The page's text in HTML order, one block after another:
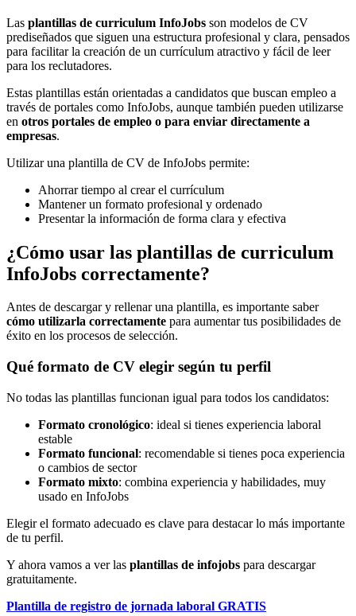
Las plantillas de curriculum InfoJobs son modelos de CV
prediseñados que siguen una estructura profesional y clara, pensados
para facilitar la creación de un currículum atractivo y fácil de leer
para los reclutadores.
Estas plantillas están orientadas a candidatos que buscan empleo a
través de portales como InfoJobs, aunque también pueden utilizarse
en otros portales de empleo o para enviar directamente a
empresas.
Utilizar una plantilla de CV de InfoJobs permite:
Ahorrar tiempo al crear el currículum
Mantener un formato profesional y ordenado
Presentar la información de forma clara y efectiva
¿Cómo usar las plantillas de curriculum
InfoJobs correctamente?
Antes de descargar y rellenar una plantilla, es importante saber
cómo utilizarla correctamente para aumentar tus posibilidades de
éxito en los procesos de selección.
Qué formato de CV elegir según tu perfil
No todas las plantillas funcionan igual para todos los candidatos:
Formato cronológico: ideal si tienes experiencia laboral
estable
Formato funcional: recomendable si tienes poca experiencia
o cambios de sector
Formato mixto: combina experiencia y habilidades, muy
usado en InfoJobs
Elegir el formato adecuado es clave para destacar lo más importante
de tu perfil.
Y ahora vamos a ver las plantillas de infojobs para descargar
gratuitamente.
Plantilla de registro de jornada laboral GRATIS